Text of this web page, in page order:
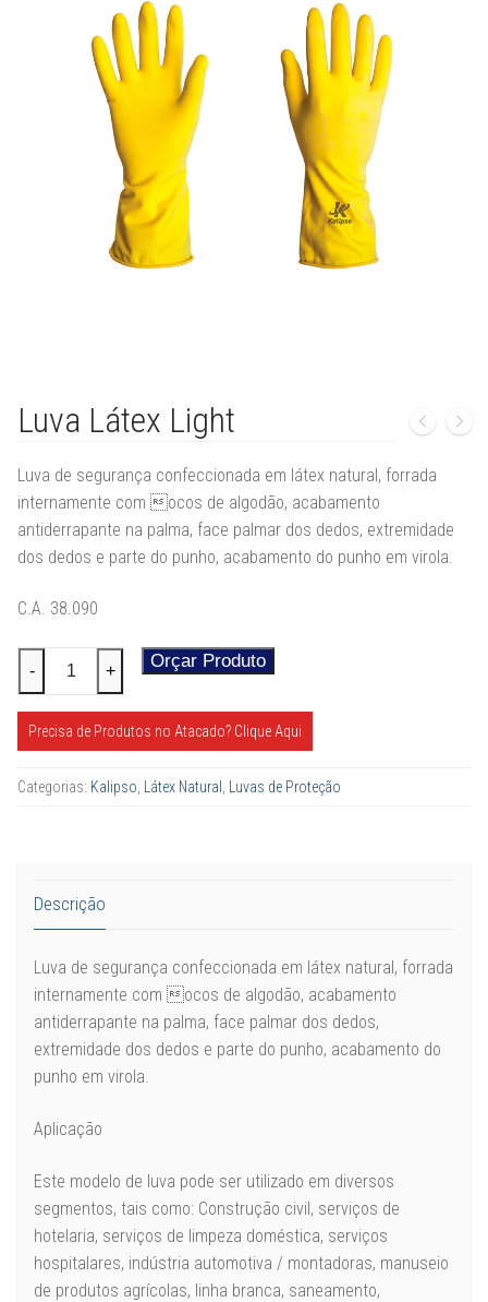
Luva Látex Light
Luva de segurança confeccionada em látex natural, forrada
internamente com ocos de algodão, acabamento
antiderrapante na palma, face palmar dos dedos, extremidade
dos dedos e parte do punho, acabamento do punho em virola.
C.A. 38.090
Látex
Light
quantidade
- + Orçar Produto
Precisa de Produtos no Atacado? Clique Aqui
Categorias: Kalipso, Látex Natural , Luvas de Proteção
Descrição
Luva de segurança confeccionada em látex natural, forrada
internamente com ocos de algodão, acabamento
antiderrapante na palma, face palmar dos dedos,
extremidade dos dedos e parte do punho, acabamento do
punho em virola.
Aplicação
Este modelo de luva pode ser utilizado em diversos
segmentos, tais como: Construção civil, serviços de
hotelaria, serviços de limpeza doméstica, serviços
hospitalares, indústria automotiva / montadoras, manuseio
de produtos agrícolas, linha branca, saneamento,